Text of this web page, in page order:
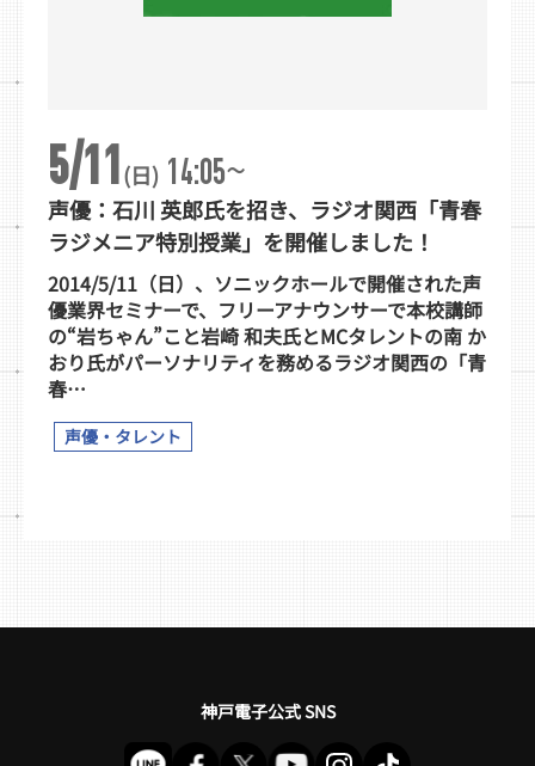
5/11 (日) 14:05~
声優：石川 英郎氏を招き、ラジオ関西「青春
ラジメニア特別授業」を開催しました！
2014/5/11（日）、ソニックホールで開催された声
優業界セミナーで、フリーアナウンサーで本校講師
の“岩ちゃん”こと岩崎 和夫氏とMCタレントの南 か
おり氏がパーソナリティを務めるラジオ関西の「青
春…
声優・タレント
神戸電子公式 SNS